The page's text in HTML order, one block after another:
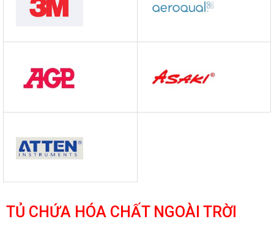
TỦ CHỨA HÓA CHẤT NGOÀI TRỜI